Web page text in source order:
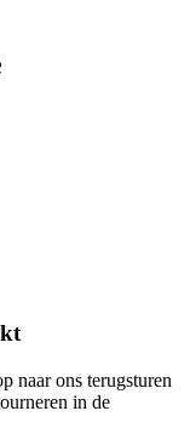
naar ons terugsturen
in de